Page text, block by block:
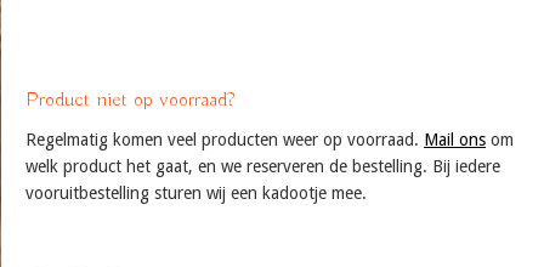
Product niet op voorraad?
Regelmatig komen veel producten weer op voorraad. Mail ons om
welk product het gaat, en we reserveren de bestelling. Bij iedere
vooruitbestelling sturen wij een kadootje mee.